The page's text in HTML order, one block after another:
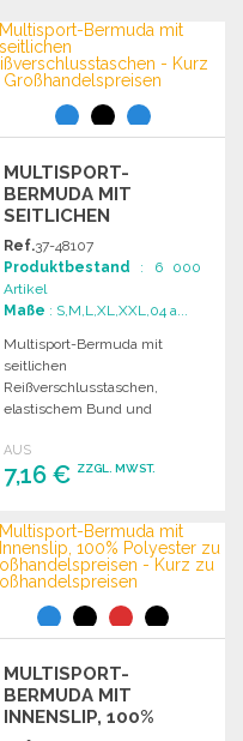
Angebot anfordern
MULTISPORT-
BERMUDA MIT
SEITLICHEN
Ref.37-48107
Produktbestand : 6 000
Artikel
Maße : S,M,L,XL,XXL,04 a...
Multisport-Bermuda mit
seitlichen
Reißverschlusstaschen,
elastischem Bund und
Hergestellt aus 100 %
Polyester.
AUS
7,16 € ZZGL. MWST.
BESTELLEN
Angebot anfordern
MULTISPORT-
BERMUDA MIT
INNENSLIP, 100%